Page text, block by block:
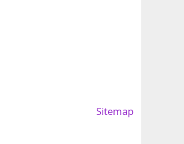
Sitemap